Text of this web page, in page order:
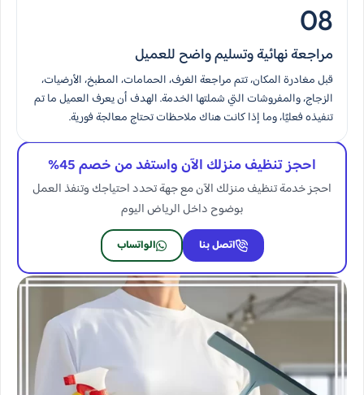
08
مراجعة نهائية وتسليم واضح للعميل
قبل مغادرة المكان، تتم مراجعة الغرف، الحمامات، المطبخ، الأرضيات،
الزجاج، والمفروشات التي شملتها الخدمة. الهدف أن يعرف العميل ما تم
تنفيذه فعليًا، وما إذا كانت هناك ملاحظات تحتاج معالجة فورية.
احجز تنظيف منزلك الآن واستفد من خصم 45%
احجز خدمة تنظيف منزلك الآن مع جهة تحدد احتياجك وتنفذ العمل
بوضوح داخل الرياض اليوم
اتصل بنا الواتساب